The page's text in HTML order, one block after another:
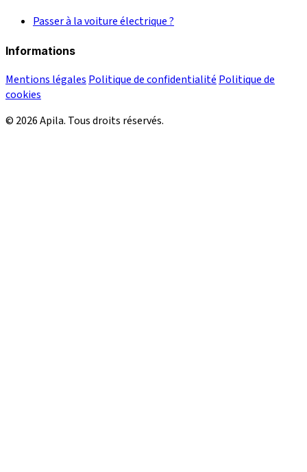
Passer à la voiture électrique ?
Informations
Mentions légales Politique de confidentialité Politique de
cookies
© 2026 Apila. Tous droits réservés.